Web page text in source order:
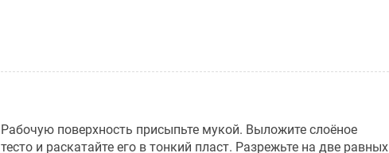
Рабочую поверхность присыпьте мукой. Выложите слоёное
тесто и раскатайте его в тонкий пласт. Разрежьте на две равных